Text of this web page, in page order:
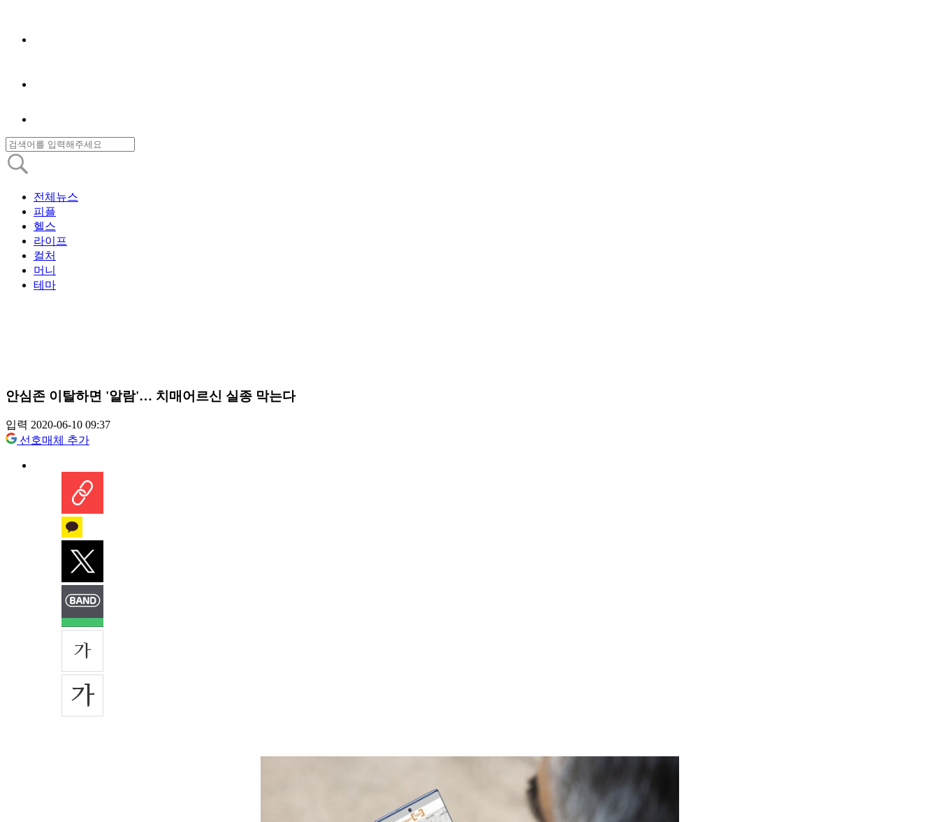
전체뉴스
피플
헬스
라이프
컬처
머니
테마
안심존 이탈하면 '알람'… 치매어르신 실종 막는다
입력 2020-06-10 09:37
선호매체 추가